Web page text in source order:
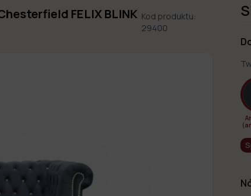
FELIX BLINK Kod produktu:
29400